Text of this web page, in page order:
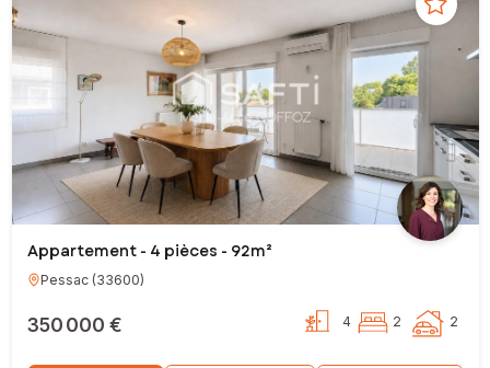
Appartement - 4 pièces - 92m²
Pessac(33600)
350 000 € 4 2 2